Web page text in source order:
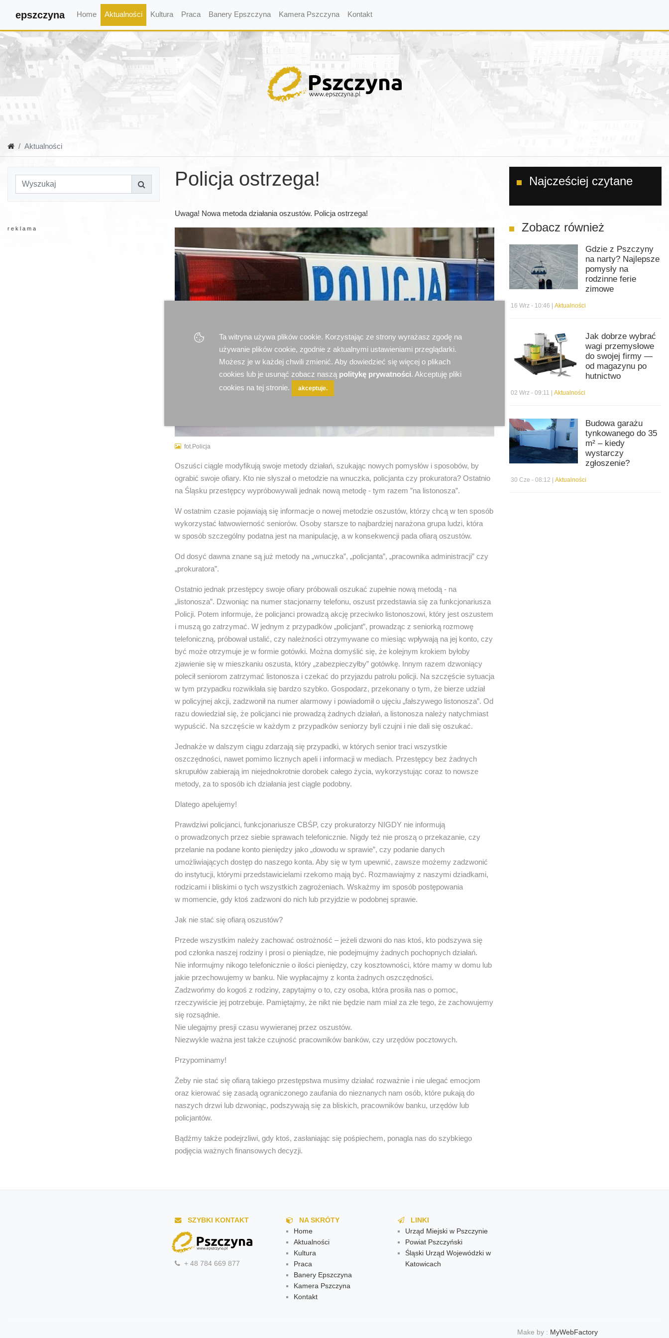
epszczyna Home Aktualności Kultura Praca Banery Epszczyna Kamera Pszczyna Kontakt
Aktualności
r e k l a m a
Policja ostrzega!
Uwaga! Nowa metoda działania oszustów. Policja ostrzega!
fot.Policja
Oszuści ciągle modyfikują swoje metody działań, szukając nowych pomysłów i sposobów, by
ograbić swoje ofiary. Kto nie słyszał o metodzie na wnuczka, policjanta czy prokuratora? Ostatnio
na Śląsku przestępcy wypróbowywali jednak nową metodę - tym razem ”na listonosza”.
W ostatnim czasie pojawiają się informacje o nowej metodzie oszustów, którzy chcą w ten sposób
wykorzystać łatwowierność seniorów. Osoby starsze to najbardziej narażona grupa ludzi, która
w sposób szczególny podatna jest na manipulację, a w konsekwencji pada ofiarą oszustów.
Od dosyć dawna znane są już metody na „wnuczka”, „policjanta”, „pracownika administracji” czy
„prokuratora”.
Ostatnio jednak przestępcy swoje ofiary próbowali oszukać zupełnie nową metodą - na
„listonosza”. Dzwoniąc na numer stacjonarny telefonu, oszust przedstawia się za funkcjonariusza
Policji. Potem informuje, że policjanci prowadzą akcję przeciwko listonoszowi, który jest oszustem
i muszą go zatrzymać. W jednym z przypadków „policjant”, prowadząc z seniorką rozmowę
telefoniczną, próbował ustalić, czy należności otrzymywane co miesiąc wpływają na jej konto, czy
być może otrzymuje je w formie gotówki. Można domyślić się, że kolejnym krokiem byłoby
zjawienie się w mieszkaniu oszusta, który „zabezpieczyłby” gotówkę. Innym razem dzwoniący
polecił seniorom zatrzymać listonosza i czekać do przyjazdu patrolu policji. Na szczęście sytuacja
w tym przypadku rozwikłała się bardzo szybko. Gospodarz, przekonany o tym, że bierze udział
w policyjnej akcji, zadzwonił na numer alarmowy i powiadomił o ujęciu „fałszywego listonosza”. Od
razu dowiedział się, że policjanci nie prowadzą żadnych działań, a listonosza należy natychmiast
wypuścić. Na szczęście w każdym z przypadków seniorzy byli czujni i nie dali się oszukać.
Jednakże w dalszym ciągu zdarzają się przypadki, w których senior traci wszystkie
oszczędności, nawet pomimo licznych apeli i informacji w mediach. Przestępcy bez żadnych
skrupułów zabierają im niejednokrotnie dorobek całego życia, wykorzystując coraz to nowsze
metody, za to sposób ich działania jest ciągle podobny.
Dlatego apelujemy!
Prawdziwi policjanci, funkcjonariusze CBŚP, czy prokuratorzy NIGDY nie informują
o prowadzonych przez siebie sprawach telefonicznie. Nigdy też nie proszą o przekazanie, czy
przelanie na podane konto pieniędzy jako „dowodu w sprawie”, czy podanie danych
umożliwiających dostęp do naszego konta. Aby się w tym upewnić, zawsze możemy zadzwonić
do instytucji, którymi przedstawicielami rzekomo mają być. Rozmawiajmy z naszymi dziadkami,
rodzicami i bliskimi o tych wszystkich zagrożeniach. Wskażmy im sposób postępowania
w momencie, gdy ktoś zadzwoni do nich lub przyjdzie w podobnej sprawie.
Jak nie stać się ofiarą oszustów?
Przede wszystkim należy zachować ostrożność – jeżeli dzwoni do nas ktoś, kto podszywa się
pod członka naszej rodziny i prosi o pieniądze, nie podejmujmy żadnych pochopnych działań.
Nie informujmy nikogo telefonicznie o ilości pieniędzy, czy kosztowności, które mamy w domu lub
jakie przechowujemy w banku. Nie wypłacajmy z konta żadnych oszczędności.
Zadzwońmy do kogoś z rodziny, zapytajmy o to, czy osoba, która prosiła nas o pomoc,
rzeczywiście jej potrzebuje. Pamiętajmy, że nikt nie będzie nam miał za złe tego, że zachowujemy
się rozsądnie.
Nie ulegajmy presji czasu wywieranej przez oszustów.
Niezwykle ważna jest także czujność pracowników banków, czy urzędów pocztowych.
Przypominamy!
Żeby nie stać się ofiarą takiego przestępstwa musimy działać rozważnie i nie ulegać emocjom
oraz kierować się zasadą ograniczonego zaufania do nieznanych nam osób, które pukają do
naszych drzwi lub dzwoniąc, podszywają się za bliskich, pracowników banku, urzędów lub
policjantów.
Bądźmy także podejrzliwi, gdy ktoś, zasłaniając się pośpiechem, ponagla nas do szybkiego
podjęcia ważnych finansowych decyzji.
Najcześciej czytane
Zobacz również
Gdzie z Pszczyny
na narty? Najlepsze
pomysły na
rodzinne ferie
zimowe
16 Wrz - 10:46 | Aktualności
Jak dobrze wybrać
wagi przemysłowe
do swojej firmy —
od magazynu po
hutnictwo
02 Wrz - 09:11 | Aktualności
Budowa garażu
tynkowanego do 35
m² – kiedy
wystarczy
zgłoszenie?
30 Cze - 08:12 | Aktualności
SZYBKI KONTAKT
+ 48 784 669 877
NA SKRÓTY
Home
Aktualności
Kultura
Praca
Banery Epszczyna
Kamera Pszczyna
Kontakt
LINKI
Urząd Miejski w Pszczynie
Powiat Pszczyński
Śląski Urząd Wojewódzki w
Katowicach
Make by : MyWebFactory
Ta witryna używa plików cookie. Korzystając ze strony wyrażasz zgodę na
używanie plików cookie, zgodnie z aktualnymi ustawieniami przeglądarki.
Możesz je w każdej chwili zmienić. Aby dowiedzieć się więcej o plikach
cookies lub je usunąć zobacz naszą politykę prywatności. Akceptuję pliki
cookies na tej stronie.
akceptuje.